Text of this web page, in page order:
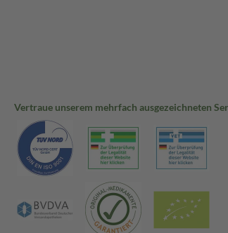
Vertraue unserem mehrfach ausgezeichneten